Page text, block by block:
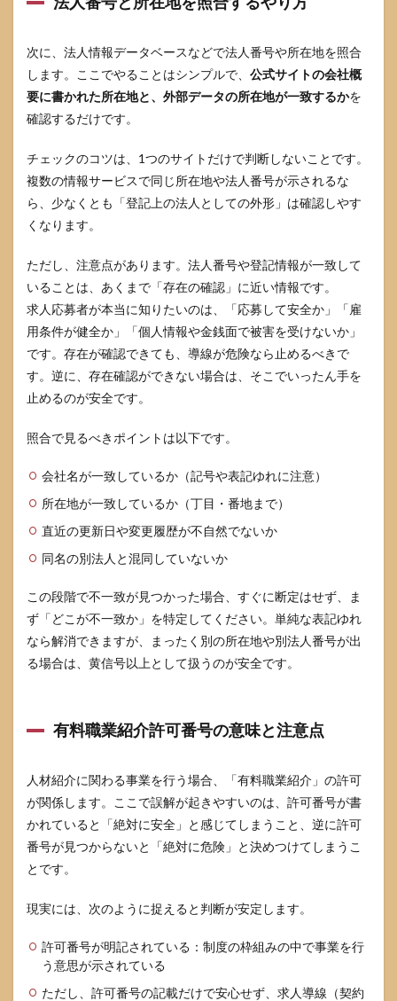
次に、法人情報データベースなどで法人番号や所在地を照合
します。ここでやることはシンプルで、 公式サイトの会社概
要に書かれた所在地と、外部データの所在地が一致するかを
確認するだけです。
チェックのコツは、1つのサイトだけで判断しないことです。
複数の情報サービスで同じ所在地や法人番号が示されるな
ら、少なくとも「登記上の法人としての外形」は確認しやす
くなります。
ただし、注意点があります。法人番号や登記情報が一致して
いることは、あくまで「存在の確認」に近い情報です。
求人応募者が本当に知りたいのは、「応募して安全か」「雇
用条件が健全か」「個人情報や金銭面で被害を受けないか」
です。存在が確認できても、導線が危険なら止めるべきで
す。逆に、存在確認ができない場合は、そこでいったん手を
止めるのが安全です。
照合で見るべきポイントは以下です。
会社名が一致しているか（記号や表記ゆれに注意）
所在地が一致しているか（丁目・番地まで）
直近の更新日や変更履歴が不自然でないか
同名の別法人と混同していないか
この段階で不一致が見つかった場合、すぐに断定はせず、ま
ず「どこが不一致か」を特定してください。単純な表記ゆれ
なら解消できますが、まったく別の所在地や別法人番号が出
る場合は、黄信号以上として扱うのが安全です。
有料職業紹介許可番号の意味と注意点
人材紹介に関わる事業を行う場合、「有料職業紹介」の許可
が関係します。ここで誤解が起きやすいのは、許可番号が書
かれていると「絶対に安全」と感じてしまうこと、逆に許可
番号が見つからないと「絶対に危険」と決めつけてしまうこ
とです。
現実には、次のように捉えると判断が安定します。
許可番号が明記されている：制度の枠組みの中で事業を行
う意思が示されている
ただし、許可番号の記載だけで安心せず、求人導線（契約